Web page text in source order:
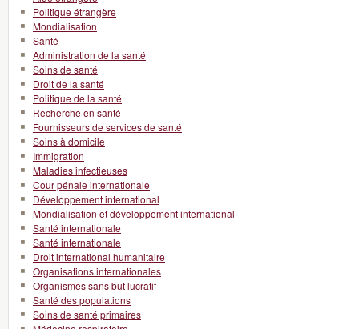
Politique étrangère
Mondialisation
Santé
Administration de la santé
Soins de santé
Droit de la santé
Politique de la santé
Recherche en santé
Fournisseurs de services de santé
Soins à domicile
Immigration
Maladies infectieuses
Cour pénale internationale
Développement international
Mondialisation et développement international
Santé internationale
Santé internationale
Droit international humanitaire
Organisations internationales
Organismes sans but lucratif
Santé des populations
Soins de santé primaires